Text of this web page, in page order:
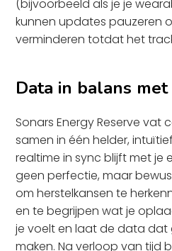
(bijvoorbeeld als je je
kunnen updates pauzeren
verminderen totdat het
Data in balans
Sonars Energy Reserve vat
samen in één helder,
realtime in sync blijft met je
geen perfectie, maar
om herstelkansen te
en te begrijpen wat je
je voelt en laat de data dat
maken. Na verloop van tijd